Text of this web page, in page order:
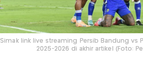
Simak link live streaming Persib Bandung vs
2025-2026 di akhir artikel (Foto: